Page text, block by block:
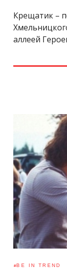
Крещатик –
аллеей
BE IN TREND